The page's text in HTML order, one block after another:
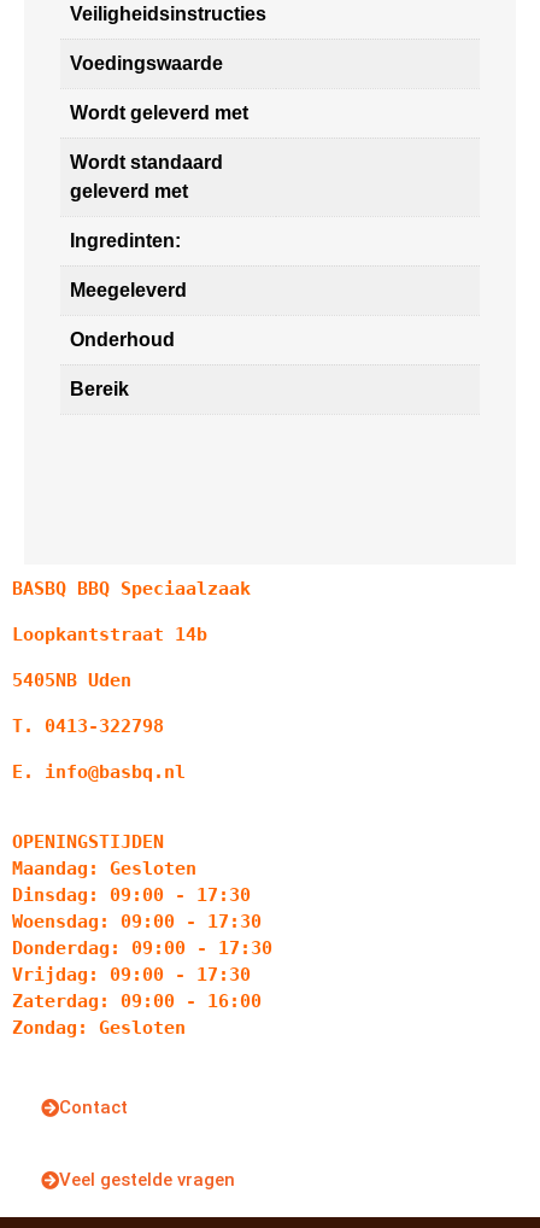
Veiligheidsinstructies
Voedingswaarde
Wordt geleverd met
Wordt standaard
geleverd met
Ingredinten:
Meegeleverd
Onderhoud
Bereik
BASBQ BBQ Speciaalzaak
Loopkantstraat 14b
5405NB Uden
T. 0413-322798
E. info@basbq.nl
OPENINGSTIJDEN
Maandag: Gesloten
Dinsdag: 09:00 - 17:30
Woensdag: 09:00 - 17:30
Donderdag: 09:00 - 17:30
Vrijdag: 09:00 - 17:30
Zaterdag: 09:00 - 16:00
Zondag: Gesloten
Contact
Veel gestelde vragen